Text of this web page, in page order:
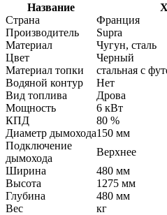
Название
Страна
Франция
Производитель
Supra
Материал
Чугун, сталь
Цвет
Черный
Материал топки
стальная с
Водяной контур
Нет
Вид топлива
Дрова
Мощность
6 кВт
КПД
80 %
Диаметр дымохода150 мм
Подключение
дымохода
Верхнее
Ширина
480 мм
Высота
1275 мм
Глубина
480 мм
Вес
кг